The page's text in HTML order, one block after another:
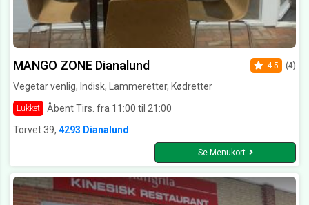
MANGO ZONE Dianalund
Vegetar venlig, Indisk, Lammeretter, Kødretter
Lukket Åbent Tirs. fra 11:00 til 21:00
4.5 (4)
Torvet 39, 4293 Dianalund
Se Menukort